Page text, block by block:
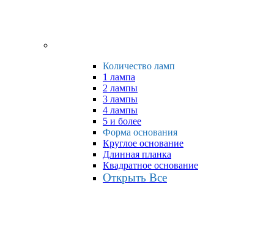
Количество ламп
1 лампа
2 лампы
3 лампы
4 лампы
5 и более
Форма основания
Круглое основание
Длинная планка
Квадратное основание
Открыть Все